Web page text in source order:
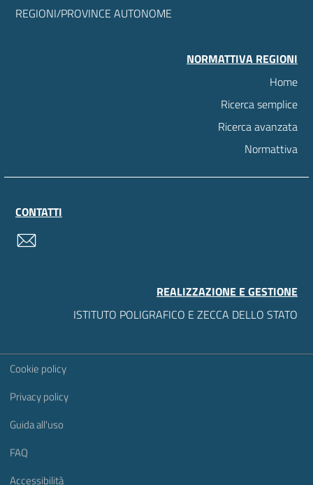
REGIONI/PROVINCE AUTONOME
NORMATTIVA REGIONI
Home
Ricerca semplice
Ricerca avanzata
Normattiva
CONTATTI
REALIZZAZIONE E GESTIONE
ISTITUTO POLIGRAFICO E ZECCA DELLO STATO
Sezione Link Utili
Cookie policy
Privacy policy
Guida all'uso
FAQ
Accessibilità